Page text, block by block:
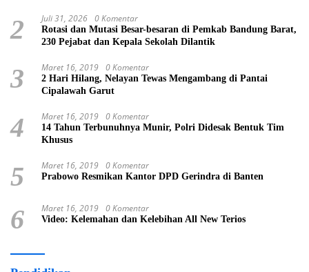
2 Juli 31, 2026 0 Komentar
Rotasi dan Mutasi Besar-besaran di Pemkab Bandung Barat,
230 Pejabat dan Kepala Sekolah Dilantik
3 Maret 16, 2019 0 Komentar
2 Hari Hilang, Nelayan Tewas Mengambang di Pantai
Cipalawah Garut
4 Maret 16, 2019 0 Komentar
14 Tahun Terbunuhnya Munir, Polri Didesak Bentuk Tim
Khusus
5 Maret 16, 2019 0 Komentar
Prabowo Resmikan Kantor DPD Gerindra di Banten
6 Maret 16, 2019 0 Komentar
Video: Kelemahan dan Kelebihan All New Terios